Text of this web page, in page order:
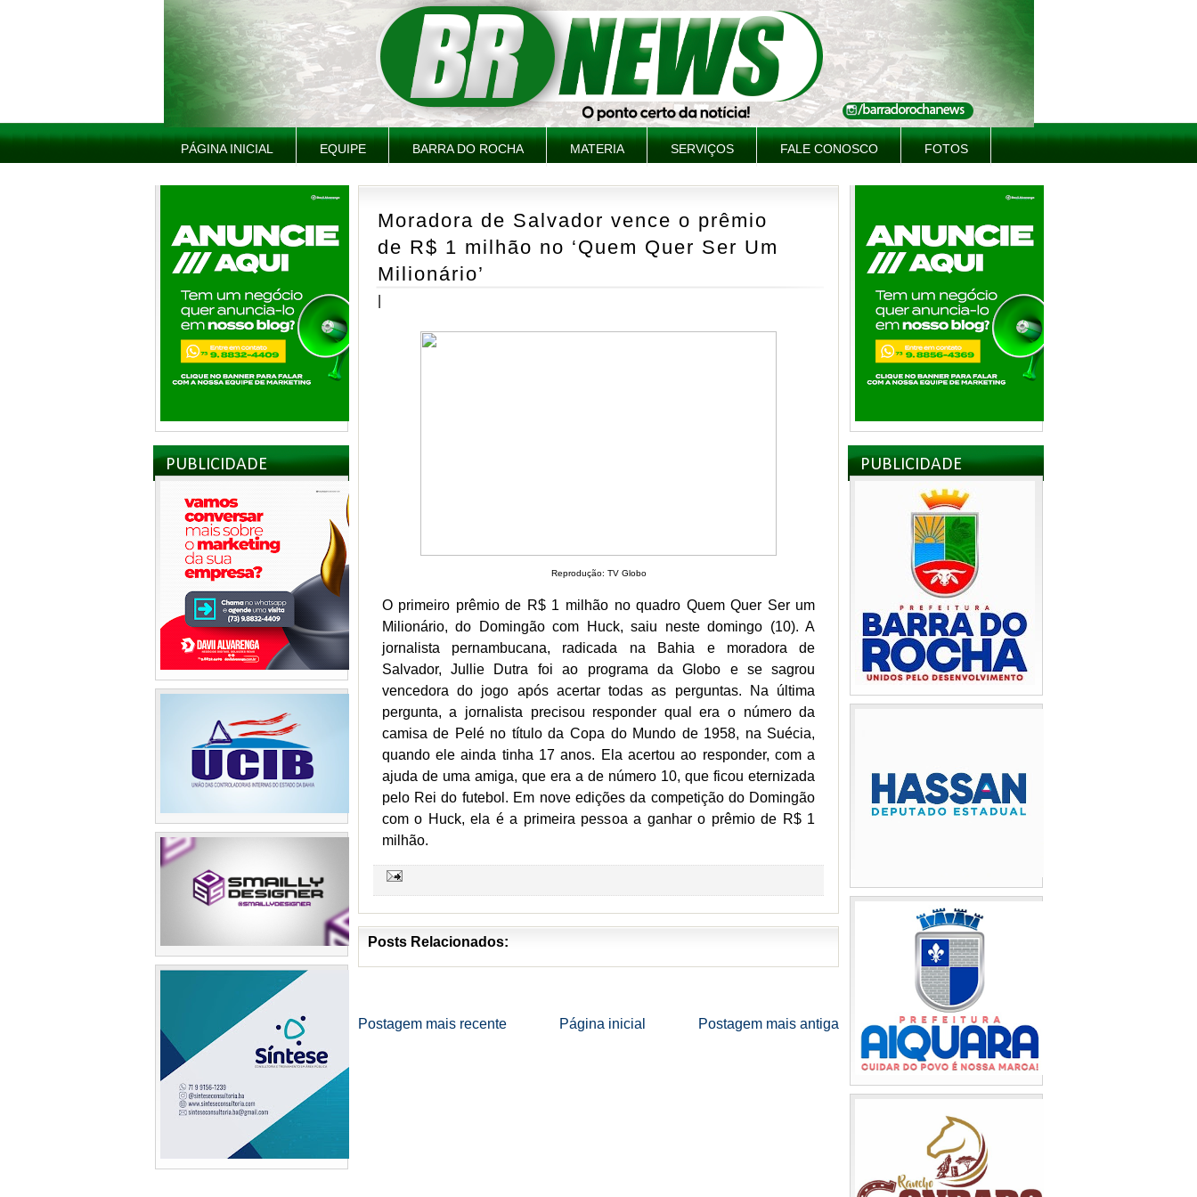
PÁGINA INICIAL EQUIPE BARRA DO ROCHA MATERIA SERVIÇOS FALE CONOSCO FOTOS
PUBLICIDADE
Moradora de Salvador vence o prêmio
de R$ 1 milhão no ‘Quem Quer Ser Um
Milionário’
Reprodução: TV Globo
O primeiro prêmio de R$ 1 milhão no quadro Quem Quer Ser um
Milionário, do Domingão com Huck, saiu neste domingo (10). A
jornalista pernambucana, radicada na Bahia e moradora de
Salvador, Jullie Dutra foi ao programa da Globo e se sagrou
vencedora do jogo após acertar todas as perguntas. Na última
pergunta, a jornalista precisou responder qual era o número da
camisa de Pelé no título da Copa do Mundo de 1958, na Suécia,
quando ele ainda tinha 17 anos. Ela acertou ao responder, com a
ajuda de uma amiga, que era a de número 10, que ficou eternizada
pelo Rei do futebol. Em nove edições da competição do Domingão
com o Huck, ela é a primeira pessoa a ganhar o prêmio de R$ 1
milhão.
Posts Relacionados:
Postagem mais recente Postagem mais antiga
Página inicial
PUBLICIDADE